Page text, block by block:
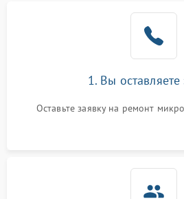
2200 ₽
Не работают сенсорные
1000 ₽
1. Вы оставляете
Оставьте заявку на ремонт